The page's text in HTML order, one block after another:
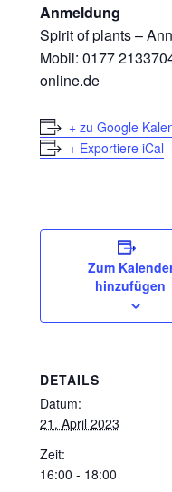
Anmeldung
Spirit of plants –
Mobil: 0177
online.de
+ zu Google
+ Exportiere iCal
Zum
hinzufügen
DETAILS
Datum:
21. April 2023
Zeit:
16:00 - 18:00